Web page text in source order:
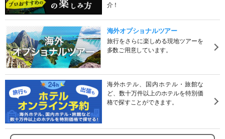
介！
海外オプショナルツアー
旅行をさらに楽しめる現地ツアーを
多数ご用意しています。
海外ホテル、国内ホテル・旅館な
ど、数十万件以上のホテルを特別価
格で探すことができます。